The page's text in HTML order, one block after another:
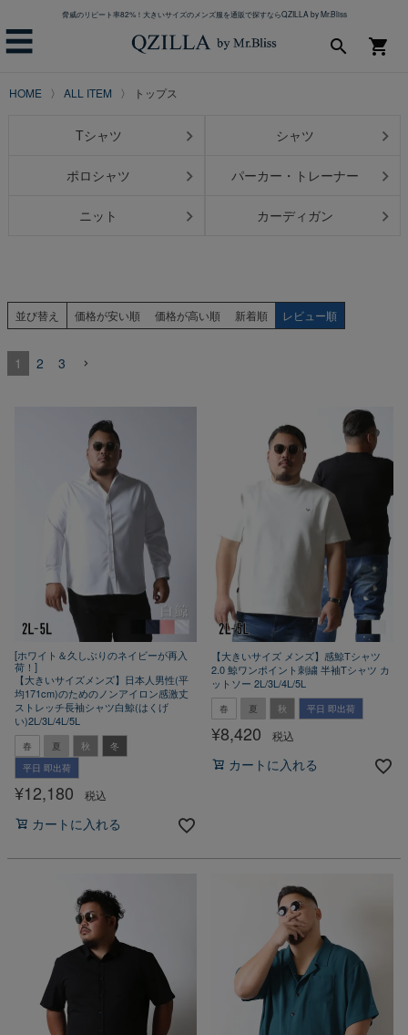
脅威のリピート率82%！大きいサイズのメンズ服を通販で探すならQZILLA by Mr.Bliss
☰ shopping_cart
search
HOME ALL ITEM トップス
Tシャツ シャツ
ポロシャツ パーカー・トレーナー
ニット カーディガン
並び替え 価格が安い順 価格が高い順 新着順 レビュー順
1 2 3
[ホワイト＆久しぶりのネイビーが再入
荷！]
【大きいサイズメンズ】日本人男性(平
均171cm)のためのノンアイロン感激丈
ストレッチ長袖シャツ白鯨(はくげ
い)2L/3L/4L/5L
春 夏 秋
冬
平日 即出荷
¥12,180 税込
カートに入れる
【大きいサイズ メンズ】感鯨Tシャツ
2.0 鯨ワンポイント刺繍 半袖Tシャツ カ
ットソー 2L/3L/4L/5L
春 夏 秋 平日 即出荷
¥8,420 税込
カートに入れる